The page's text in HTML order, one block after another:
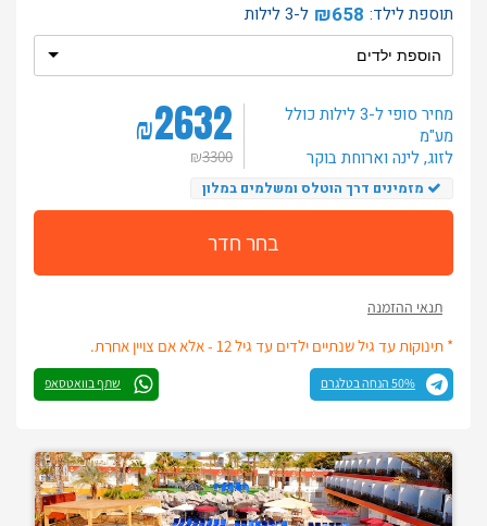
תוספת לילד: ₪658 ל-3 לילות
₪2632
₪3300
מחיר סופי ל-3 לילות
כולל
מע"מ
לזוג, לינה וארוחת בוקר
מזמינים דרך הוטלס ומשלמים במלון
בחר חדר
תנאי ההזמנה
* תינוקות עד גיל שנתיים ילדים עד גיל 12 - אלא אם צויין אחרת.
50% הנחה בטלגרם שתף בוואטסאפ